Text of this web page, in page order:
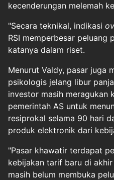
kecenderungan melemah
"Secara teknikal, indikasi
RSI memperbesar peluang
katanya dalam riset.
Menurut Valdy, pasar juga
psikologis jelang libur
investor masih meragukan
pemerintah AS untuk
resiprokal selama 90 hari
produk elektronik dari
"Pasar khawatir terdapat
kebijakan tarif baru di
masih belum membuka